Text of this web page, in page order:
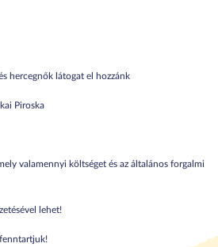
hercegnők látogat el hozzánk
Piroska
valamennyi költséget és az általános forgalmi
lehet!